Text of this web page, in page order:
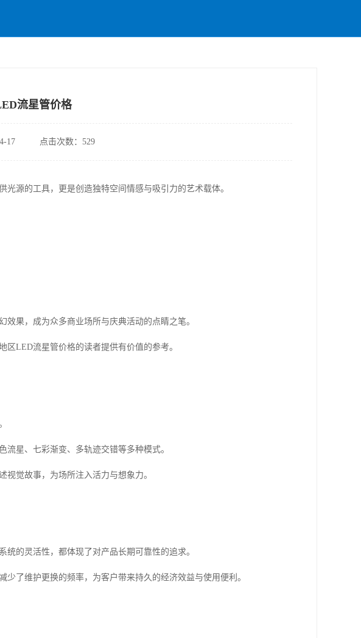
流星管价格
17 点击次数：529
源的工具，更是创造独特空间情感与吸引力的艺术载体。
果，成为众多商业场所与庆典活动的点睛之笔。
LED流星管价格的读者提供有价值的参考。
星、七彩渐变、多轨迹交错等多种模式。
觉故事，为场所注入活力与想象力。
的灵活性，都体现了对产品长期可靠性的追求。
了维护更换的频率，为客户带来持久的经济效益与使用便利。